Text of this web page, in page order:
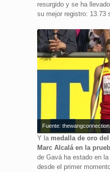
resurgido y se ha
su mejor registro: 13.73
Fuente:
Y la medalla de oro
Marc Alcalá en la
de Gavá ha estado en
desde el primer